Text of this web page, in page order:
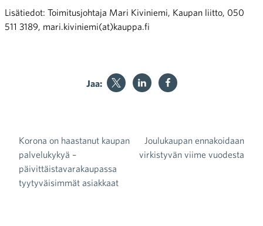
Lisätiedot: Toimitusjohtaja Mari Kiviniemi, Kaupan liitto, 050
511 3189, mari.kiviniemi(at)kauppa.fi
Jaa:
Artikkelien selaus
Korona on haastanut kaupan
palvelukykyä –
päivittäistavarakaupassa
tyytyväisimmät asiakkaat
Joulukaupan ennakoidaan
virkistyvän viime vuodesta